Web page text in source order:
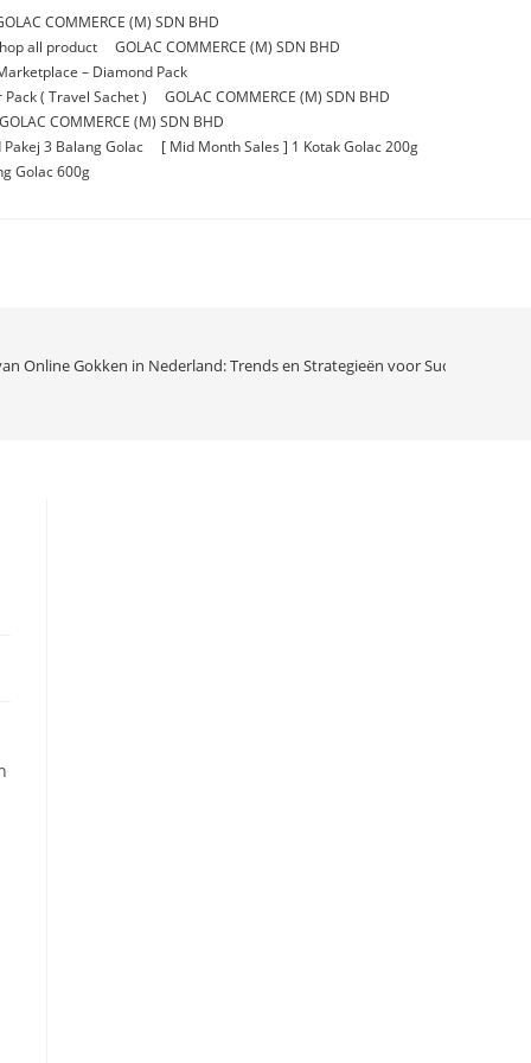
COMMERCE (M) SDN BHD
all product
GOLAC COMMERCE (M) SDN BHD
– Diamond Pack
( Travel Sachet )
GOLAC COMMERCE (M) SDN BHD
GOLAC COMMERCE (M) SDN BHD
3 Balang Golac
[ Mid Month Sales ] 1 Kotak Golac 200g
Golac 600g
Online Gokken in Nederland: Trends en Strategieën voor Succes